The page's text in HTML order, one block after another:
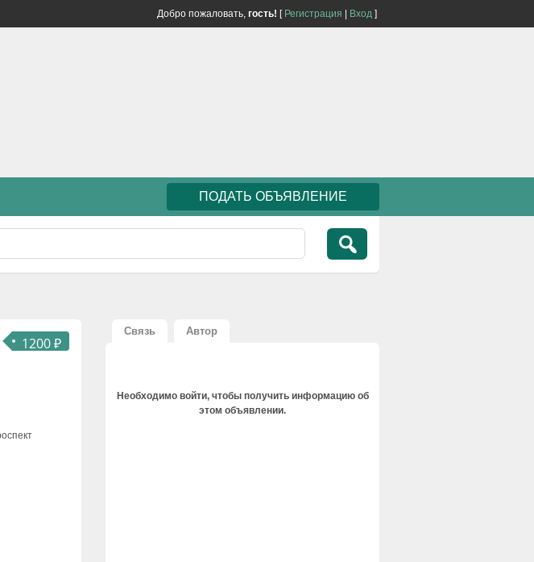
Добро пожаловать, гость! [ Регистрация Вход ]
ПОДАТЬ ОБЪЯВЛЕНИЕ
1200 ₽
Связь Автор
Необходимо войти, чтобы получить информацию об
этом объявлении.